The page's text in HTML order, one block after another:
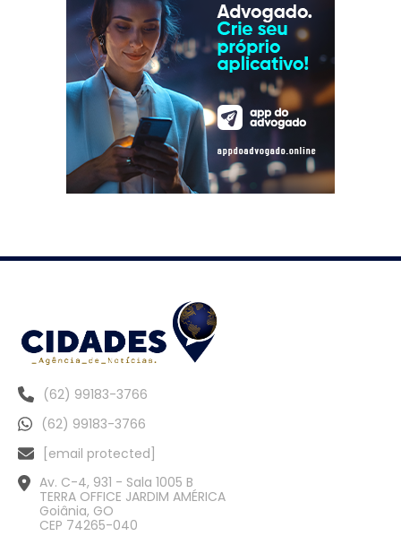
(62) 99183-3766
(62) 99183-3766
[email protected]
Av. C-4, 931 - Sala 1005 B
TERRA OFFICE JARDIM AMÉRICA
Goiânia, GO
CEP 74265-040